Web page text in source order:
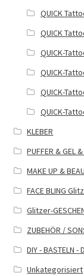
QUICK
QUICK
QUICK-
QUICK-
QUICK-
QUICK-
KLEBER
PUFFER & GEL
MAKE UP &
FACE BLING
Glitzer-
ZUBEHÖR /
DIY - BASTELN
Unkategorisiert